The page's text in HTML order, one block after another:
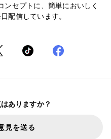
ンセプトに、簡単においしく
配信しています。
ありますか？
見を送る